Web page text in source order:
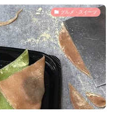
グルメ・スイーツ